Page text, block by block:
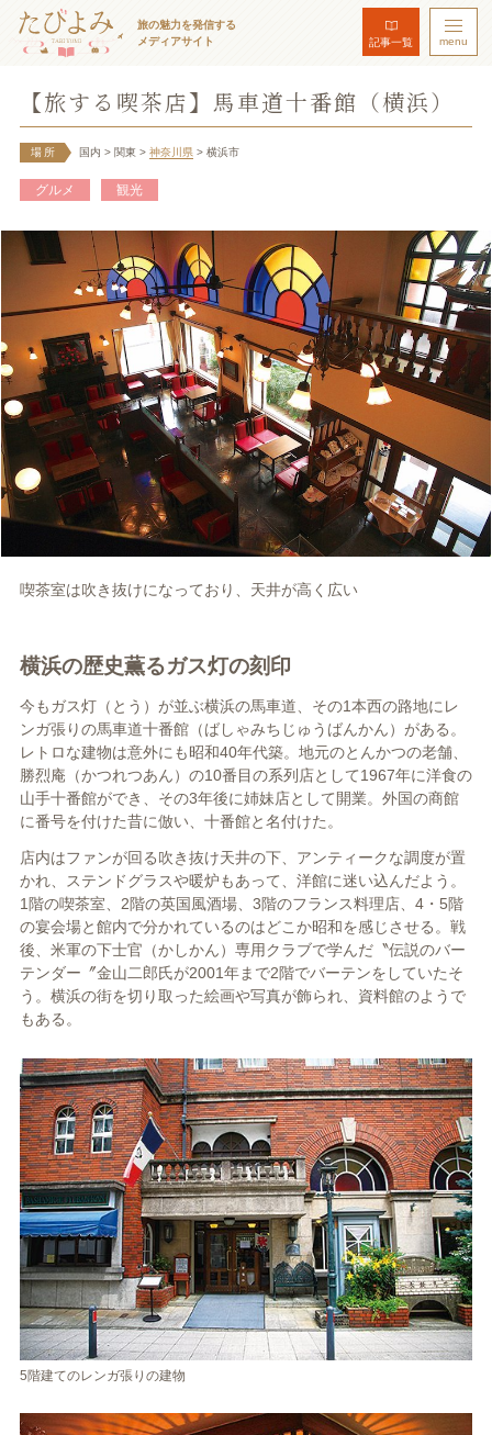
旅の魅力を発信する
メディアサイト
記事一覧 menu
【旅する喫茶店】馬車道十番館（横浜）
場所 国内 > 関東 > 神奈川県 > 横浜市
グルメ 観光
喫茶室は吹き抜けになっており、天井が高く広い
横浜の歴史薫るガス灯の刻印
今もガス灯（とう）が並ぶ横浜の馬車道、その1本西の路地にレ
ンガ張りの馬車道十番館（ばしゃみちじゅうばんかん）がある。
レトロな建物は意外にも昭和40年代築。地元のとんかつの老舗、
勝烈庵（かつれつあん）の10番目の系列店として1967年に洋食の
山手十番館ができ、その3年後に姉妹店として開業。外国の商館
に番号を付けた昔に倣い、十番館と名付けた。
店内はファンが回る吹き抜け天井の下、アンティークな調度が置
かれ、ステンドグラスや暖炉もあって、洋館に迷い込んだよう。
1階の喫茶室、2階の英国風酒場、3階のフランス料理店、4・5階
の宴会場と館内で分かれているのはどこか昭和を感じさせる。戦
後、米軍の下士官（かしかん）専用クラブで学んだ〝伝説のバー
テンダー〞金山二郎氏が2001年まで2階でバーテンをしていたそ
う。横浜の街を切り取った絵画や写真が飾られ、資料館のようで
もある。
5階建てのレンガ張りの建物